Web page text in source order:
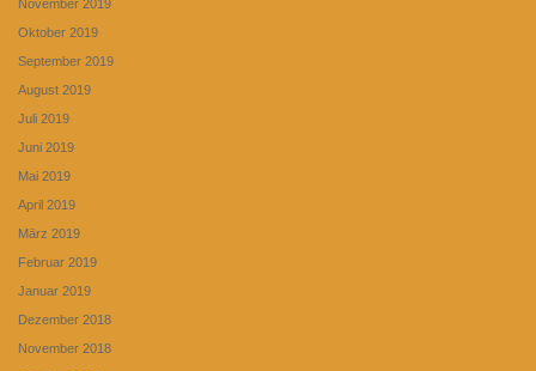
November 2019
Oktober 2019
September 2019
August 2019
Juli 2019
Juni 2019
Mai 2019
April 2019
März 2019
Februar 2019
Januar 2019
Dezember 2018
November 2018